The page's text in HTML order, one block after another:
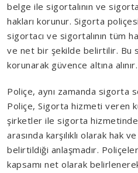
belge ile sigortalının ve
hakları korunur. Sigorta
sigortacı ve sigortalının tüm
ve net bir şekilde belirtilir. Bu
korunarak güvence altına alınır.
Poliçe, aynı zamanda sigorta
Poliçe, Sigorta hizmeti veren
şirketler ile sigorta
arasında karşılıklı olarak hak
belirtildiği anlaşmadır.
kapsamı net olarak